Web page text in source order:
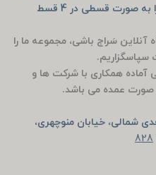
پی و یا به صورت آنلاین خرید خود را به صورت قسطی در 4 قسط
آنلاین سَراج باشی، مجموعه ما را
سپاسگزاریم.
آماده همکاری با شرکت ها و
صورت عمده می باشد.
شمالی، خیابان منوچهری،
828